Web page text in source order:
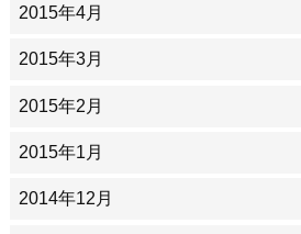
2015年4月
2015年3月
2015年2月
2015年1月
2014年12月